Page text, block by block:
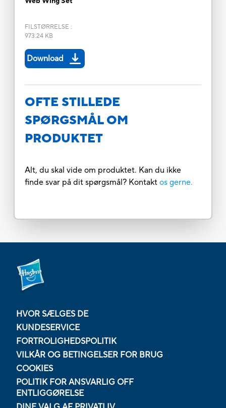
FILSTØRRELSE :
973.24 KB
Download
OFTE STILLEDE
SPØRGSMÅL OM
PRODUKTET
Alt, du skal vide om produktet. Kan du ikke
finde svar på dit spørgsmål? Kontakt os gerne.
HVOR SÆLGES DE
KUNDESERVICE
FORTROLIGHEDSPOLITIK
VILKÅR OG BETINGELSER FOR BRUG
COOKIES
POLITIK FOR ANSVARLIG OFF
ENTLIGGØRELSE